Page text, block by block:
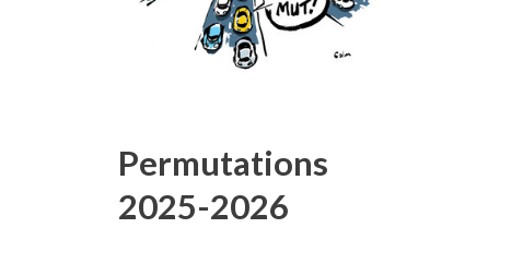
Permutations
2025-2026